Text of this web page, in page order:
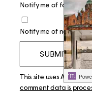
Notify me of follow-up
Notify me of new posts
SUBMIT
This site uses Akismet
comment data is